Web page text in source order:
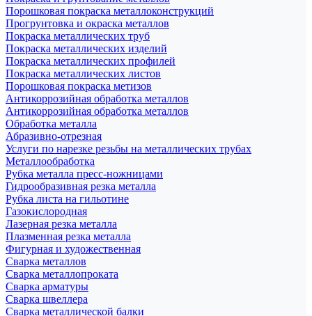
Порошковая покраска металлоконструкций
Прогрунтовка и окраска металлов
Покраска металлических труб
Покраска металлических изделий
Покраска металлических профилей
Покраска металлических листов
Порошковая покраска метизов
Антикоррозийная обработка металлов
Антикоррозийная обработка металлов
Обработка металла
Абразивно-отрезная
Услуги по нарезке резьбы на металлических трубах
Металлообработка
Рубка металла пресс-ножницами
Гидрообразивная резка металла
Рубка листа на гильотине
Газокислородная
Лазерная резка металла
Плазменная резка металла
Фигурная и художественная
Сварка металлов
Сварка металлопроката
Сварка арматуры
Сварка швеллера
Сварка металлической балки